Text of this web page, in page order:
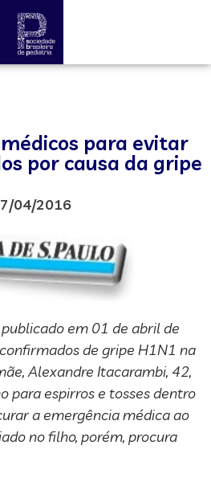
para evitar
por causa da gripe
04/2016
em 01 de abril de
de gripe H1N1 na
Alexandre Itacarambi, 42,
para espirros e tosses dentro
a emergência médica ao
no filho, porém, procura